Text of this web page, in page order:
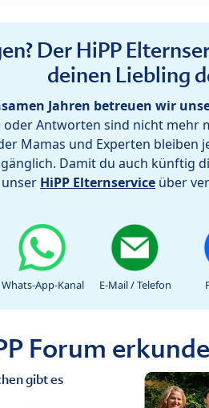
Der HiPP
deinen Liebling
Jahren betreuen wir
oder Antworten sind nicht mehr
Mamas und Experten bleiben
Damit du auch künftig
HiPP Elternservice über
Whats-App-Kanal E-Mail / Telefon
Forum
gibt es